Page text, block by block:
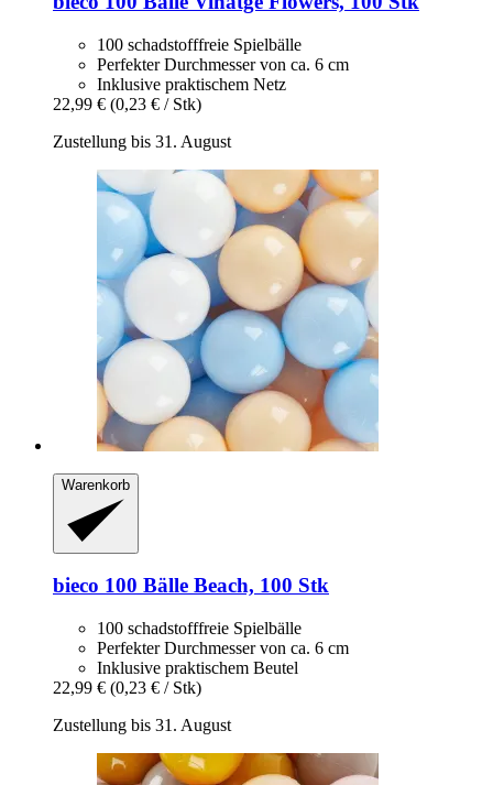
100 schadstofffreie Spielbälle
Perfekter Durchmesser von ca. 6 cm
Inklusive praktischem Netz
22,99 € (0,23 € / Stk)
Zustellung bis 31. August
Warenkorb
bieco 100 Bälle Beach, 100 Stk
100 schadstofffreie Spielbälle
Perfekter Durchmesser von ca. 6 cm
Inklusive praktischem Beutel
22,99 € (0,23 € / Stk)
Zustellung bis 31. August